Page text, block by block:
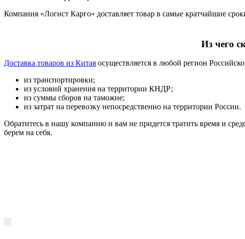
Компания «Логист Карго» доставляет товар в самые кратчайшие
Из чего
Доставка товаров из Китая осуществляется в любой регион
из транспортировки;
из условий хранения на территории КНДР;
из суммы сборов на таможне;
из затрат на перевозку непосредственно на территории России.
Обратитесь в нашу компанию и вам не придется тратить время и
берем на себя.